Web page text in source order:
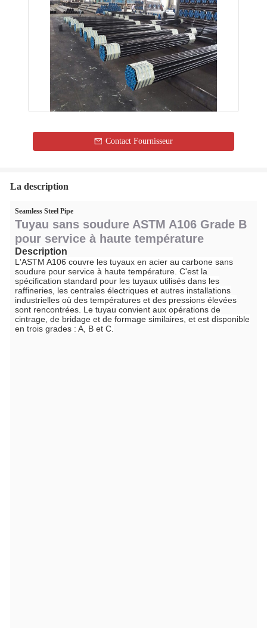
Contact Fournisseur
La description
Seamless Steel Pipe
Tuyau sans soudure ASTM A106 Grade B
pour service à haute température
Description
L'ASTM A106 couvre les tuyaux en acier au carbone sans
soudure pour service à haute température. C'est la
spécification standard pour les tuyaux utilisés dans les
raffineries, les centrales électriques et autres installations
industrielles où des températures et des pressions élevées
sont rencontrées. Le tuyau convient aux opérations de
cintrage, de bridage et de formage similaires, et est disponible
en trois grades : A, B et C.